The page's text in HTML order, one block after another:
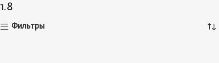
1.8
Фильтры